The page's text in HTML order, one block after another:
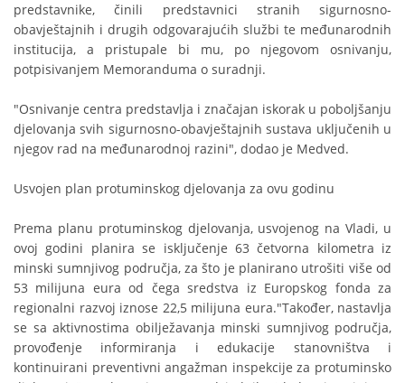
predstavnike, činili predstavnici stranih sigurnosno-
obavještajnih i drugih odgovarajućih službi te međunarodnih
institucija, a pristupale bi mu, po njegovom osnivanju,
potpisivanjem Memoranduma o suradnji.
"Osnivanje centra predstavlja i značajan iskorak u poboljšanju
djelovanja svih sigurnosno-obavještajnih sustava uključenih u
njegov rad na međunarodnoj razini", dodao je Medved.
Usvojen plan protuminskog djelovanja za ovu godinu
Prema planu protuminskog djelovanja, usvojenog na Vladi, u
ovoj godini planira se isključenje 63 četvorna kilometra iz
minski sumnjivog područja, za što je planirano utrošiti više od
53 milijuna eura od čega sredstva iz Europskog fonda za
regionalni razvoj iznose 22,5 milijuna eura."Također, nastavlja
se sa aktivnostima obilježavanja minski sumnjivog područja,
provođenje informiranja i edukacije stanovništva i
kontinuirani preventivni angažman inspekcije za protuminsko